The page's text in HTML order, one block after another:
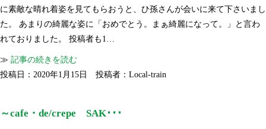
に素敵な晴れ着姿を見てもらおうと、ひ孫さんが会いに来て下さいまし
た。 あまりの綺麗な姿に「おめでとう。まぁ綺麗になって。」と言わ
れておりました。 投稿者も1…
≫ 記事の続きを読む
投稿日：2020年1月15日 投稿者：Local-train
～cafe・de/crepe SAK･･･